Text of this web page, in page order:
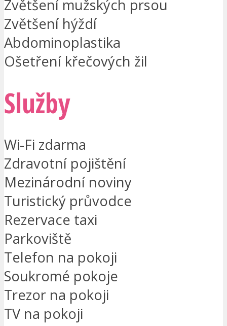
Zvětšení mužských prsou
Zvětšení hýždí
Abdominoplastika
Ošetření křečových žil
Služby
Wi-Fi zdarma
Zdravotní pojištění
Mezinárodní noviny
Turistický průvodce
Rezervace taxi
Parkoviště
Telefon na pokoji
Soukromé pokoje
Trezor na pokoji
TV na pokoji